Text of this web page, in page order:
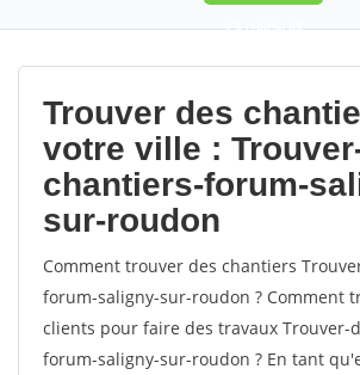
9,5(100%)85
votes
Trouver des
votre ville :
chantiers-forum-
sur-roudon
Comment trouver des chantiers
forum-saligny-sur-roudon ? Comment
clients pour faire des travaux Trouver-
forum-saligny-sur-roudon ? En tant